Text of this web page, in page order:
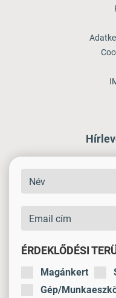
ÉRDEKLŐDÉSI
Magánkert
Gép/